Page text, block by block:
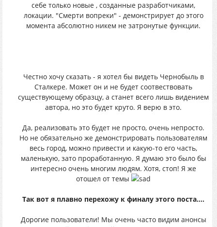
себе только новые , созданные разработчиками,
локации. "Смерти вопреки" - демонстрирует до этого
момента абсолютно никем не затронутые функции.
Честно хочу сказать - я хотел бы видеть Чернобыль в
Сталкере. Может он и не будет соотвествовать
существующему образцу, а станет всего лишь видением
автора, но это будет круто. Я верю в это.
Да, реализовать это будет не просто, очень непросто.
Но не обязательно же демонстрировать пользователям
весь город, можно привести и какую-то его часть,
маленькую, зато проработанную. Я думаю это было бы
интересно очень многим людям. Хотя, стоп! Я же
отошел от темы
Так вот я плавно перехожу к финалу этого поста....
Дорогие пользователи! Мы очень часто видим анонсы